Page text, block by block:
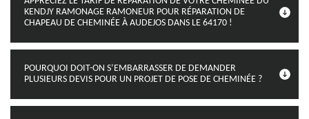
KENDJY RAMONAGE RAMONEUR POUR RÉPARATION DE
CHAPEAU DE CHEMINÉE À AUDEJOS DANS LE 64170 !
POURQUOI DOIT-ON S’EMBARRASSER DE DEMANDER
PLUSIEURS DEVIS POUR UN PROJET DE POSE DE CHEMINÉE ?